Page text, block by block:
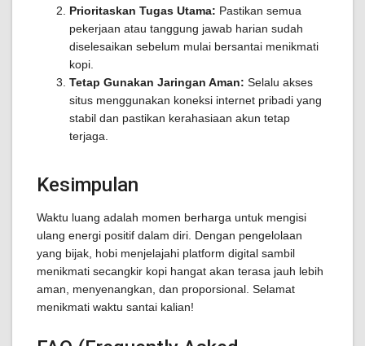
Prioritaskan Tugas Utama: Pastikan semua
pekerjaan atau tanggung jawab harian sudah
diselesaikan sebelum mulai bersantai menikmati
kopi.
Tetap Gunakan Jaringan Aman: Selalu akses
situs menggunakan koneksi internet pribadi yang
stabil dan pastikan kerahasiaan akun tetap
terjaga.
Kesimpulan
Waktu luang adalah momen berharga untuk mengisi
ulang energi positif dalam diri. Dengan pengelolaan
yang bijak, hobi menjelajahi platform digital sambil
menikmati secangkir kopi hangat akan terasa jauh lebih
aman, menyenangkan, dan proporsional. Selamat
menikmati waktu santai kalian!